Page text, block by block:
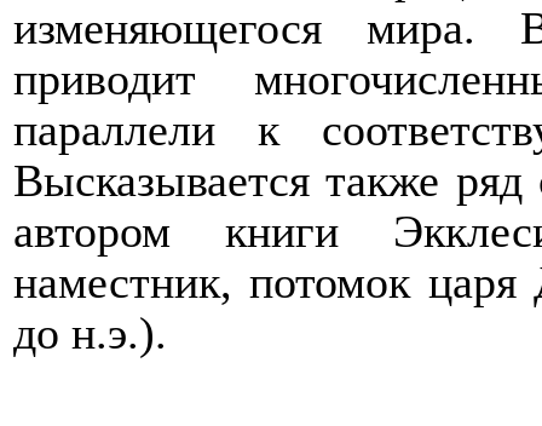
изменяющегося мира.
приводит
параллели к
Высказывается также
автором книги
наместник, потомок
до н.э.).